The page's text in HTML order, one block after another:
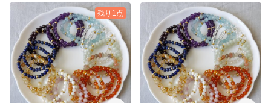
残り1点